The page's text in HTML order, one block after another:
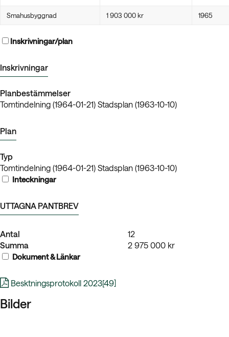
Smahusbyggnad 1 903 000 kr 1965
Inskrivningar/plan
Inskrivningar
Planbestämmelser
Tomtindelning (1964-01-21) Stadsplan (1963-10-10)
Plan
Typ
Tomtindelning (1964-01-21) Stadsplan (1963-10-10)
Inteckningar
UTTAGNA PANTBREV
Antal
12
Summa
2 975 000 kr
Dokument & Länkar
Besktningsprotokoll 2023[49]
Bilder